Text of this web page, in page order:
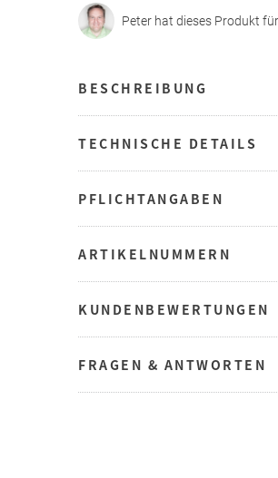
Peter hat dieses Produkt
BESCHREIBUNG
TECHNISCHE DETAILS
PFLICHTANGABEN
ARTIKELNUMMERN
KUNDENBEWERTUNGEN
FRAGEN & ANTWORTEN